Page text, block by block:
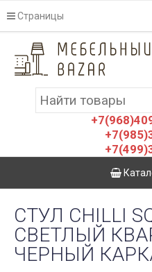
Страницы
СТУЛ CHILLI
СВЕТЛЫЙ
ЧЕРНЫЙ